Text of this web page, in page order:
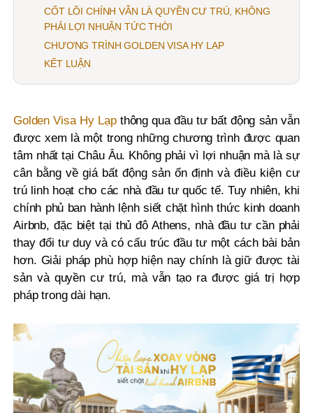
CỐT LÕI CHÍNH VẪN LÀ QUYỀN CƯ TRÚ, KHÔNG
PHẢI LỢI NHUẬN TỨC THỜI
CHƯƠNG TRÌNH GOLDEN VISA HY LẠP
KẾT LUẬN
Golden Visa Hy Lạpthông qua đầu tư bất động sản vẫn
được xem là một trong những chương trình được quan
tâm nhất tại Châu Âu. Không phải vì lợi nhuận mà là sự
cân bằng về giá bất động sản ổn định và điều kiện cư
trú linh hoạt cho các nhà đầu tư quốc tế. Tuy nhiên, khi
chính phủ ban hành lệnh siết chặt hình thức kinh doanh
Airbnb, đặc biệt tại thủ đô Athens, nhà đầu tư cần phải
thay đổi tư duy và có cấu trúc đầu tư một cách bài bản
hơn. Giải pháp phù hợp hiện nay chính là giữ được tài
sản và quyền cư trú, mà vẫn tạo ra được giá trị hợp
pháp trong dài hạn.